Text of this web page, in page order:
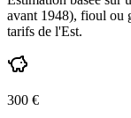
avant 1948), fioul ou
tarifs de l'Est.
300 €